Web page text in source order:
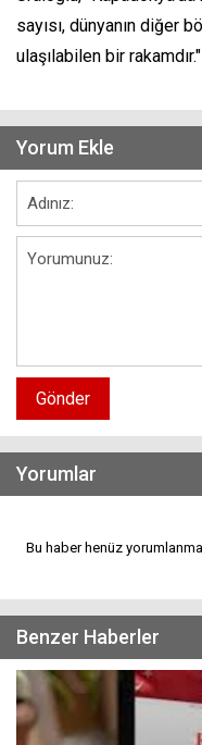
sayısı, dünyanın diğer
ulaşılabilen bir
Yorum Ekle
Gönder
Yorumlar
Bu haber henüz
Benzer Haberler